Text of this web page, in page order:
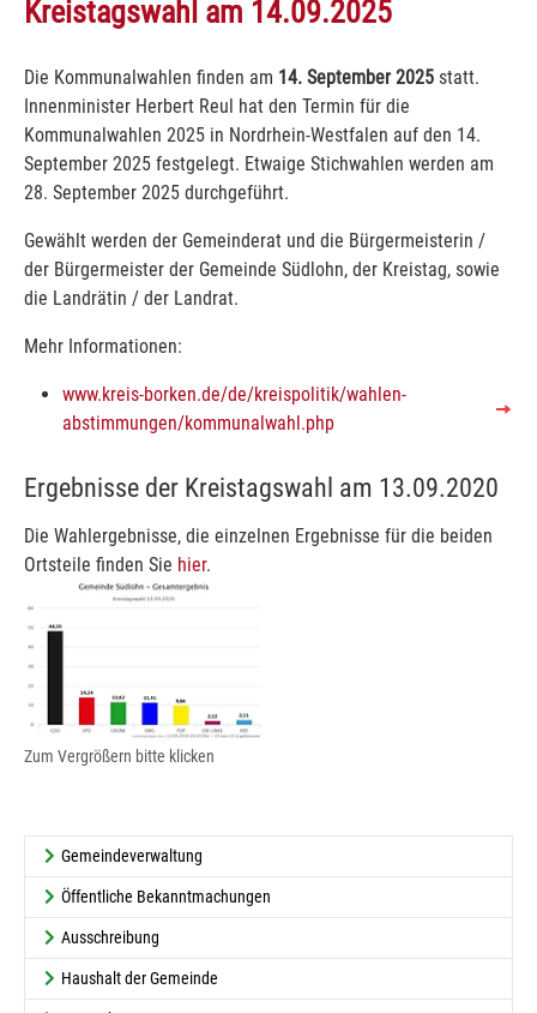
Kreistagswahl am 14.09.2025
Die Kommunalwahlen finden am 14. September 2025 statt.
Innenminister Herbert Reul hat den Termin für die
Kommunalwahlen 2025 in Nordrhein-Westfalen auf den 14.
September 2025 festgelegt. Etwaige Stichwahlen werden am
28. September 2025 durchgeführt.
Gewählt werden der Gemeinderat und die Bürgermeisterin /
der Bürgermeister der Gemeinde Südlohn, der Kreistag, sowie
die Landrätin / der Landrat.
Mehr Informationen:
www.kreis-borken.de/de/kreispolitik/wahlen-
abstimmungen/kommunalwahl.php
Show larger version for:
Zum Vergrößern bitte klicken
Ergebnisse der Kreistagswahl am 13.09.2020
Die Wahlergebnisse, die einzelnen Ergebnisse für die beiden
Ortsteile finden Sie hier.
Gemeindeverwaltung
Öffentliche Bekanntmachungen
Ausschreibung
Haushalt der Gemeinde